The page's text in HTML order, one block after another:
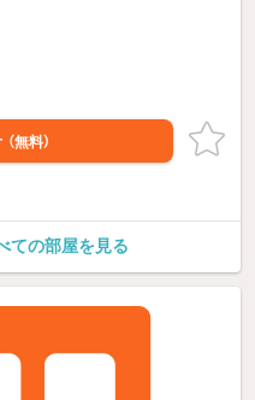
（無料）
ての部屋を見る